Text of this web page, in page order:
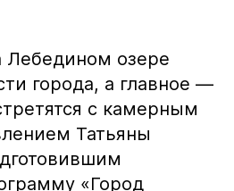
Лебедином озере
города, а главное —
с камерным
Татьяны
«Город